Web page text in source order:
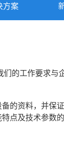
方案
的工作要求
的资料，并保
点及技术参数